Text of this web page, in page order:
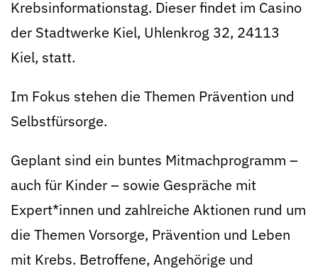
Krebsinformationstag. Dieser findet im Casino
der Stadtwerke Kiel, Uhlenkrog 32, 24113
Kiel, statt.
Im Fokus stehen die Themen Prävention und
Selbstfürsorge.
Geplant sind ein buntes Mitmachprogramm –
auch für Kinder – sowie Gespräche mit
Expert*innen und zahlreiche Aktionen rund um
die Themen Vorsorge, Prävention und Leben
mit Krebs. Betroffene, Angehörige und